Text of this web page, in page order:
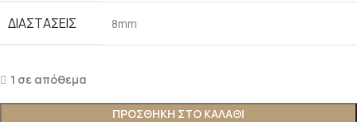
ΔΙΑΣΤΆΣΕΙΣ 8mm
1 σε απόθεμα
ΠΡΟΣΘΉΚΗ ΣΤΟ ΚΑΛΆΘΙ